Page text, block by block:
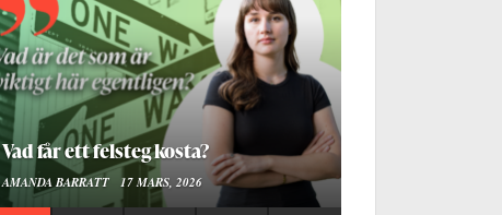
Vad får ett felsteg kosta?
AMANDA BARRATT 17 MARS, 2026